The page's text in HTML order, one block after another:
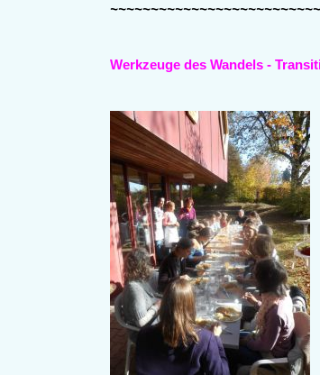
Werkzeuge des Wandels -